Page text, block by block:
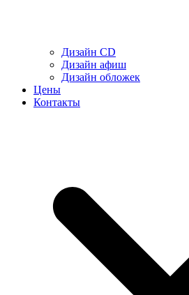
Дизайн CD
Дизайн афиш
Дизайн обложек
Цены
Контакты